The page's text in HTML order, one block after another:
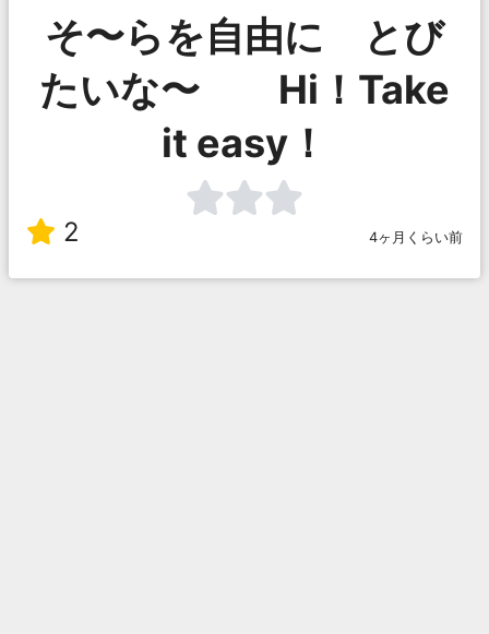
そ〜らを自由に とび
たいな〜 Hi！Take
it easy！
2 4ヶ月くらい前